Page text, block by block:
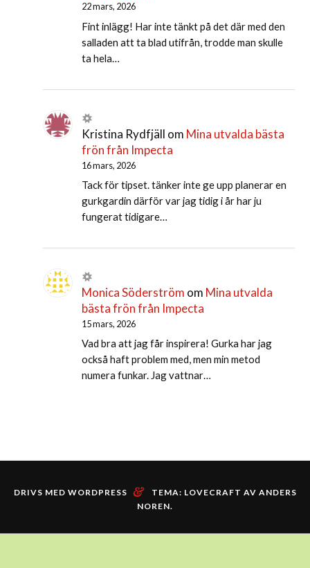
22 mars, 2026
Fint inlägg! Har inte tänkt på det där med den
salladen att ta blad utifrån, trodde man skulle
ta hela…
Kristina Rydfjäll om Mina utvalda bästa
frön från Impecta
16 mars, 2026
Tack för tipset. tänker inte ge upp planerar en
gurkgardin därför var jag tidig i år har ju
fungerat tidigare…
Monica Söderström om Mina utvalda
bästa frön från Impecta
15 mars, 2026
Vad bra att jag får inspirera! Gurka har jag
också haft problem med, men min metod
numera funkar. Jag vattnar…
DRIVS MED WORDPRESS & TEMA: LOVECRAFT AV ANDERS
NOREN.